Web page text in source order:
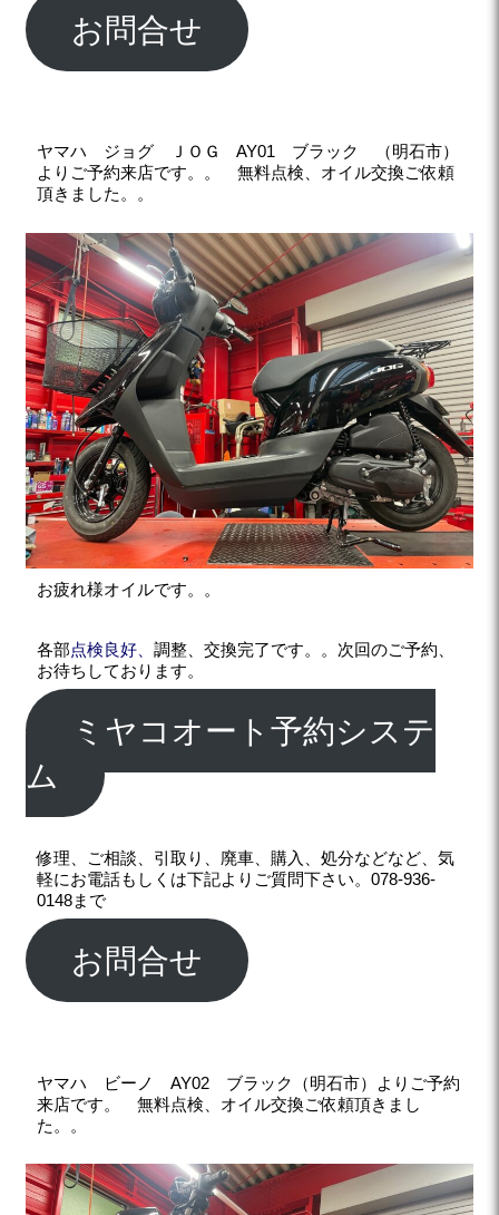
お問合せ
ヤマハ ジョグ ＪＯＧ AY01 ブラック （明石市）
よりご予約来店です。。
無料点検、オイル交換ご依頼
頂きました。。
お疲れ様オイルです。。
各部点検良好、調整、交換完了です。。次回のご予約、
お待ちしております。
ミヤコオート予約システ
ム
修理、ご相談、引取り、廃車、購入、処分などなど、気
軽にお電話もしくは下記よりご質問下さい。078-936-
0148まで
お問合せ
ヤマハ ビーノ AY02 ブラック（明石市）よりご予約
来店です。無料点検、オイル交換ご依頼頂きまし
た。。